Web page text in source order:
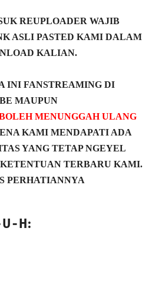
REUPLOADER WAJIB
ASLI PASTED KAMI DALAM
KALIAN.
INI FANSTREAMING DI
MAUPUN
MENUNGGAH ULANG
KAMI MENDAPATI ADA
YANG TETAP NGEYEL
TERBARU KAMI.
PERHATIANNYA
H: